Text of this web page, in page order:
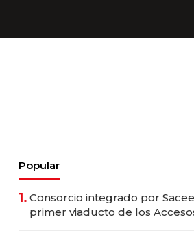
Popular
1. Consorcio integrado por
primer viaducto de los